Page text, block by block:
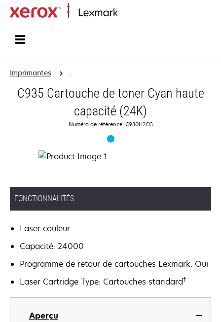
Imprimantes ..
C935 Cartouche de toner Cyan haute
capacité (24K)
Numéro de référence: C930H2CG
FONCTIONNALITÉS
Laser couleur
Capacité: 24000
Programme de retour de cartouches Lexmark: Oui
Laser Cartridge Type: Cartouches standard†
Aperçu